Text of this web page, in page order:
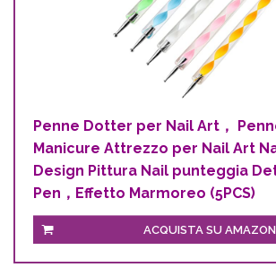
Penne Dotter per Nail Art，
Manicure Attrezzo per Nail Art
Design Pittura Nail punteggia
Pen，Effetto Marmoreo (5PCS)
ACQUISTA SU AMAZON